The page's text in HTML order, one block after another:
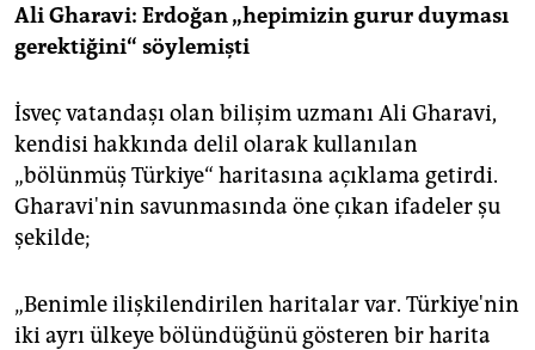
Ali Gharavi: Erdoğan „hepimizin gurur duyması
gerektiğini“ söylemişti
İsveç vatandaşı olan bilişim uzmanı Ali Gharavi,
kendisi hakkında delil olarak kullanılan
„bölünmüş Türkiye“ haritasına açıklama getirdi.
Gharavi'nin savunmasında öne çıkan ifadeler şu
şekilde;
„Benimle ilişkilendirilen haritalar var. Türkiye'nin
iki ayrı ülkeye bölündüğünü gösteren bir harita